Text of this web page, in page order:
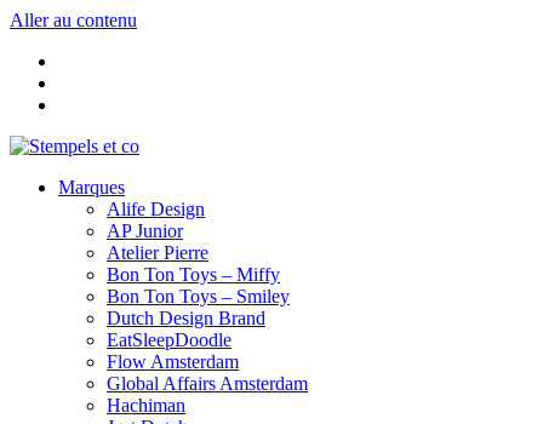
Aller au contenu
Marques
Alife Design
AP Junior
Atelier Pierre
Bon Ton Toys – Miffy
Bon Ton Toys – Smiley
Dutch Design Brand
EatSleepDoodle
Flow Amsterdam
Global Affairs Amsterdam
Hachiman